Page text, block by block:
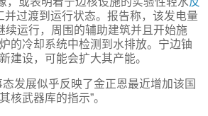
并过渡到运行状态。报告称，该发电量
续运行，周围的辅助建筑并且开始施
的冷却系统中检测到水排放。宁边铀
建设，可能会扩大其产能。
发展似乎反映了金正恩最近增加该国
核武器库的指示”。